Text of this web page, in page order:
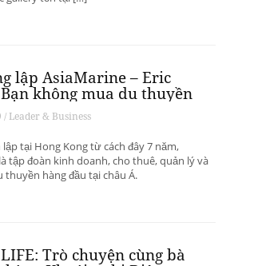
lập AsiaMarine – Eric
không mua du thuyền
sinh lời”
/ Leader & Business
tại Hong Kong từ cách đây 7 năm,
tập đoàn kinh doanh, cho thuê, quản lý và
thuyền hàng đầu tại châu Á.
Trò chuyện cùng bà